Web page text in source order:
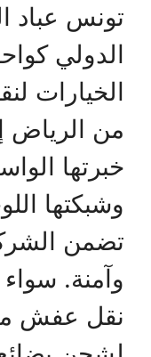
تونس عباد
الدولي
الخيارات
من
خبرتها
وشبكتها
تضمن
وآمنة.
نقل عفش